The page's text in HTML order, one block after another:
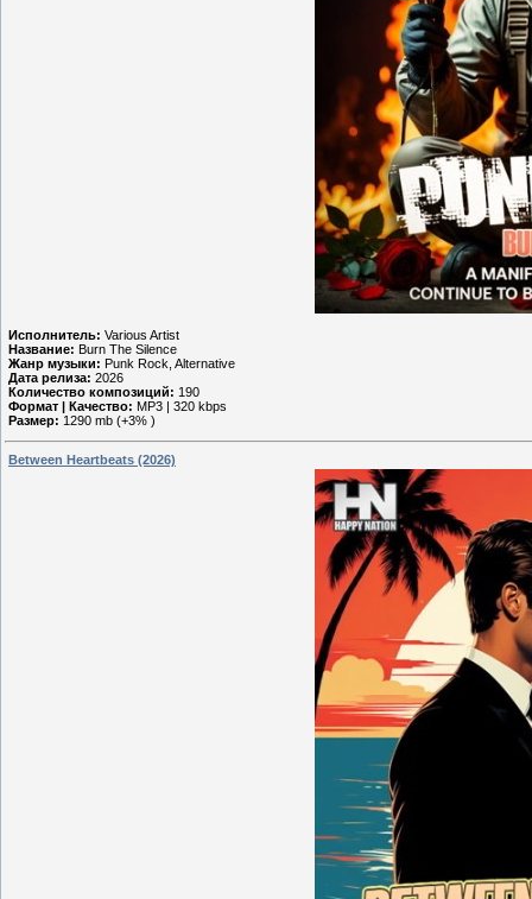
Исполнитель: Various Artist
Название: Burn The Silence
Жанр музыки: Punk Rock, Alternative
Дата релиза: 2026
Количество композиций: 190
Формат | Качество: MP3 | 320 kbps
Размер: 1290 mb (+3% )
Between Heartbeats (2026)